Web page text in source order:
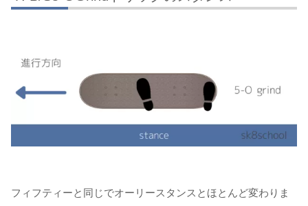
フィフティーと同じでオーリースタンスとほとんど変わりま